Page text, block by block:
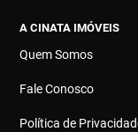
A CINATA IMÓVEIS
Quem Somos
Fale Conosco
Política de